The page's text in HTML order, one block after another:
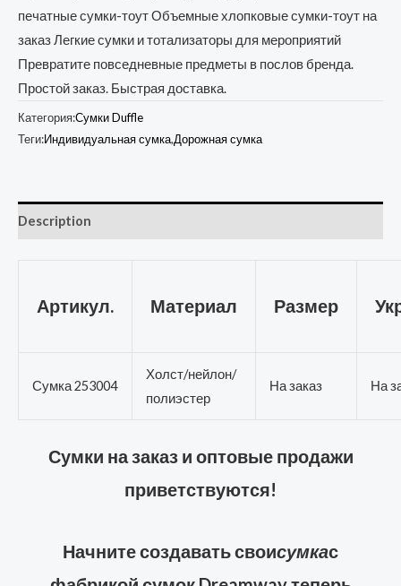
печатные сумки-тоут Объемные хлопковые сумки-тоут на
заказ Легкие сумки и тотализаторы для мероприятий
Превратите повседневные предметы в послов бренда.
Простой заказ. Быстрая доставка.
Категория:Сумки Duffle
Теги:Индивидуальная сумка,Дорожная сумка
Description
Артикул. Материал Размер
Сумка 253004
Холст/нейлон/
полиэстер
На заказ На
Сумки на заказ и оптовые продажи
приветствуются!
Начните создавать своисумкас